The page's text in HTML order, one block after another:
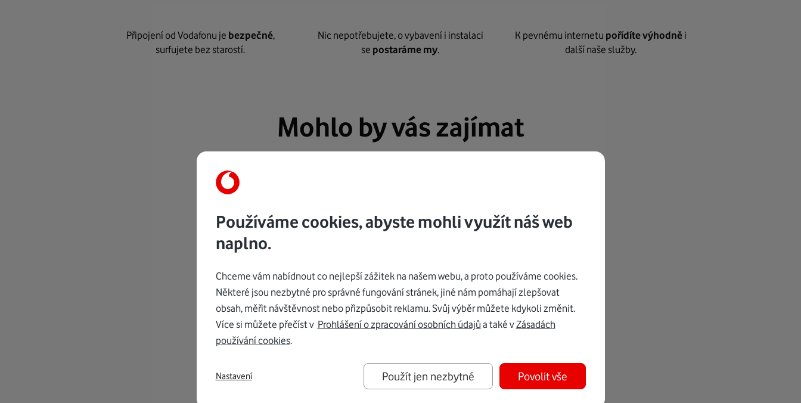
Připojení od Vodafonu je bezpečné,
surfujete bez starostí.
Nic nepotřebujete, o vybavení i instalaci
se postaráme my.
K pevnému internetu pořídíte výhodněi
další naše služby.
Mohlo by vás zajímat
K internetu vám dáme Vodafone TV již
od 150 Kč měsíčně
Používáme cookies, abyste mohli využít náš web
naplno.
Chceme vám nabídnout co nejlepší zážitek na našem webu, a proto používáme cookies.
Některé jsou nezbytné pro správné fungování stránek, jiné nám pomáhají zlepšovat
obsah, měřit návštěvnost nebo přizpůsobit reklamu. Svůj výběr můžete kdykoli změnit.
Více si můžete přečíst v Prohlášení o zpracování osobních údajů a také vZásadách
používání cookies.
Použít jen nezbytné Povolit vše
Nastavení